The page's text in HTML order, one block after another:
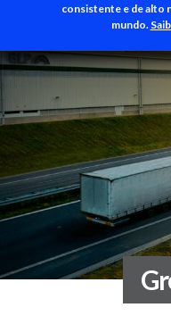
consistente e de alto
mundo.